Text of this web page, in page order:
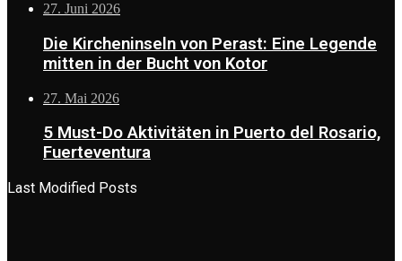
27. Juni 2026
Die Kircheninseln von Perast: Eine Legende
mitten in der Bucht von Kotor
27. Mai 2026
5 Must-Do Aktivitäten in Puerto del Rosario,
Fuerteventura
Last Modified Posts